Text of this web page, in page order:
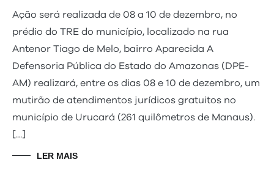
Ação será realizada de 08 a 10 de dezembro, no
prédio do TRE do município, localizado na rua
Antenor Tiago de Melo, bairro Aparecida A
Defensoria Pública do Estado do Amazonas (DPE-
AM) realizará, entre os dias 08 e 10 de dezembro, um
mutirão de atendimentos jurídicos gratuitos no
município de Urucará (261 quilômetros de Manaus).
[…]
LER MAIS